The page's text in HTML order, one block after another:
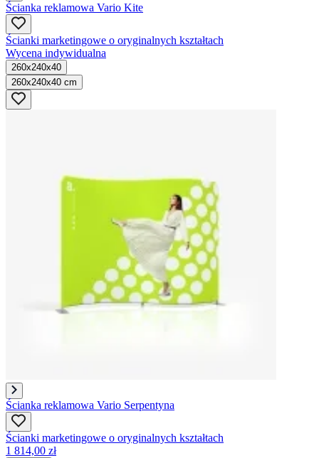
Ścianka reklamowa Vario Kite
Ścianki marketingowe o oryginalnych kształtach
Wycena indywidualna
260x240x40
260x240x40 cm
Ścianka reklamowa Vario Serpentyna
Ścianki marketingowe o oryginalnych kształtach
1 814,00 zł